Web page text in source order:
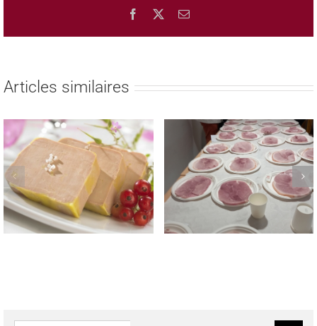
Facebook Email
Articles similaires
TROPHEE NATIONAL
MEILLEUR JAMBON CUIT
MAISON 2023
REMISE DES PRIX AUX
LAUREATS DES CONCOURS
REGIONAUX FROMAGE DE
TETE & SAUCISSON A L’AIL
FUME LE 22 MAI 2023